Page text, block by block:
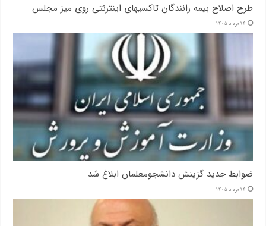
طرح اصلاح بیمه رانندگان تاکسیهای اینترنتی روی میز مجلس
14 مرداد 1405
ضوابط جدید گزینش دانشجومعلمان ابلاغ شد
14 مرداد 1405